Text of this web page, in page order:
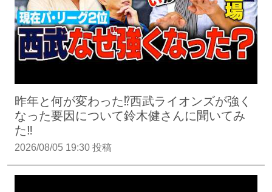
昨年と何が変わった⁉︎西武ライオンズが強く
なった要因について鈴木健さんに聞いてみ
た‼︎
2026/08/05 19:30 投稿